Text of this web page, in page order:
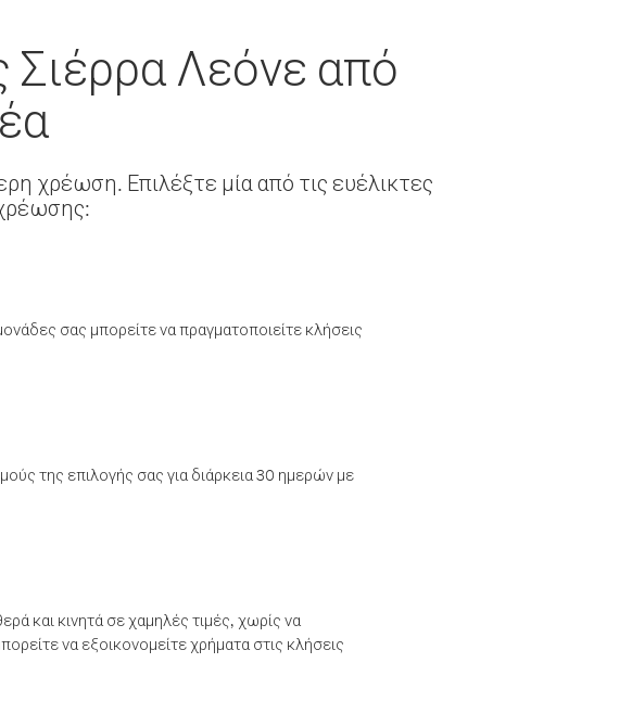
Σιέρρα Λεόνε από
χρέωση. Επιλέξτε μία από τις ευέλικτες
σας μπορείτε να πραγματοποιείτε κλήσεις
της επιλογής σας για διάρκεια 30 ημερών με
και κινητά σε χαμηλές τιμές, χωρίς να
να εξοικονομείτε χρήματα στις κλήσεις